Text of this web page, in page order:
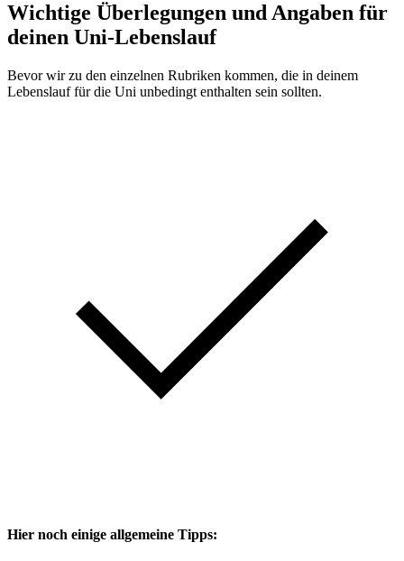
Wichtige Überlegungen und Angaben für
deinen Uni-Lebenslauf
Bevor wir zu den einzelnen Rubriken kommen, die in deinem
Lebenslauf für die Uni unbedingt enthalten sein sollten.
Hier noch einige allgemeine Tipps: